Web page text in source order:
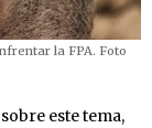
la FPA. Foto
este tema,